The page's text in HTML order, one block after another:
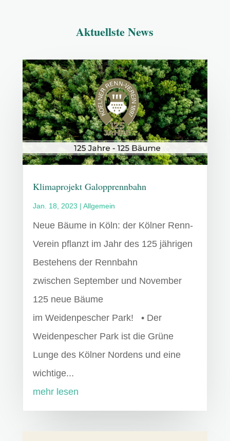
Aktuellste News
Klimaprojekt Galopprennbahn
Jan. 18, 2023 | Allgemein
Neue Bäume in Köln: der Kölner Renn-
Verein pflanzt im Jahr des 125 jährigen
Bestehens der Rennbahn
zwischen September und November
125 neue Bäume
im Weidenpescher Park! • Der
Weidenpescher Park ist die Grüne
Lunge des Kölner Nordens und eine
wichtige...
mehr lesen